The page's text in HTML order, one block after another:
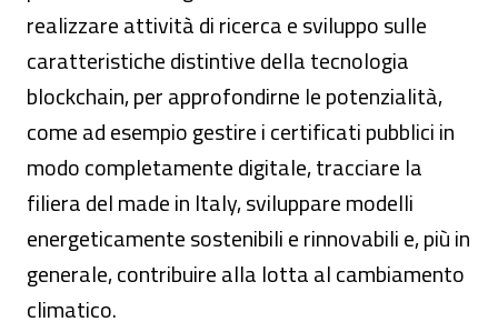
realizzare attività di ricerca e sviluppo sulle
caratteristiche distintive della tecnologia
blockchain, per approfondirne le potenzialità,
come ad esempio gestire i certificati pubblici in
modo completamente digitale, tracciare la
filiera del made in Italy, sviluppare modelli
energeticamente sostenibili e rinnovabili e, più in
generale, contribuire alla lotta al cambiamento
climatico.